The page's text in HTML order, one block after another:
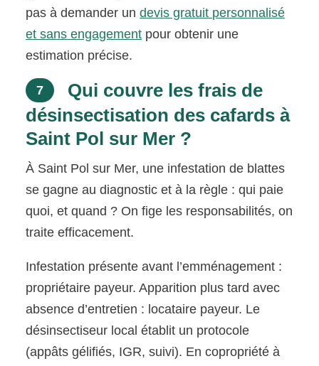
pas à demander undevis gratuit personnalisé
et sans engagement pour obtenir une
estimation précise.
7
Qui couvre les frais de
désinsectisation des cafards à
Saint Pol sur Mer ?
À Saint Pol sur Mer, une infestation de blattes
se gagne au diagnostic et à la règle : qui paie
quoi, et quand ? On fige les responsabilités, on
traite efficacement.
Infestation présente avant l’emménagement :
propriétaire payeur. Apparition plus tard avec
absence d’entretien : locataire payeur. Le
désinsectiseur local établit un protocole
(appâts gélifiés, IGR, suivi). En copropriété à